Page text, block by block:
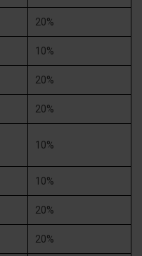
20%
10%
20%
20%
10%
10%
20%
20%